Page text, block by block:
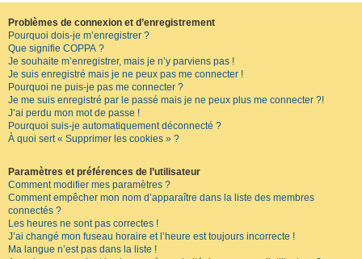
Problèmes de connexion et d’enregistrement
Pourquoi dois-je m’enregistrer ?
Que signifie COPPA ?
Je souhaite m’enregistrer, mais je n’y parviens pas !
Je suis enregistré mais je ne peux pas me connecter !
Pourquoi ne puis-je pas me connecter ?
Je me suis enregistré par le passé mais je ne peux plus me connecter ?!
J’ai perdu mon mot de passe !
Pourquoi suis-je automatiquement déconnecté ?
À quoi sert « Supprimer les cookies » ?
Paramètres et préférences de l’utilisateur
Comment modifier mes paramètres ?
Comment empêcher mon nom d’apparaître dans la liste des membres
connectés ?
Les heures ne sont pas correctes !
J’ai changé mon fuseau horaire et l’heure est toujours incorrecte !
Ma langue n’est pas dans la liste !